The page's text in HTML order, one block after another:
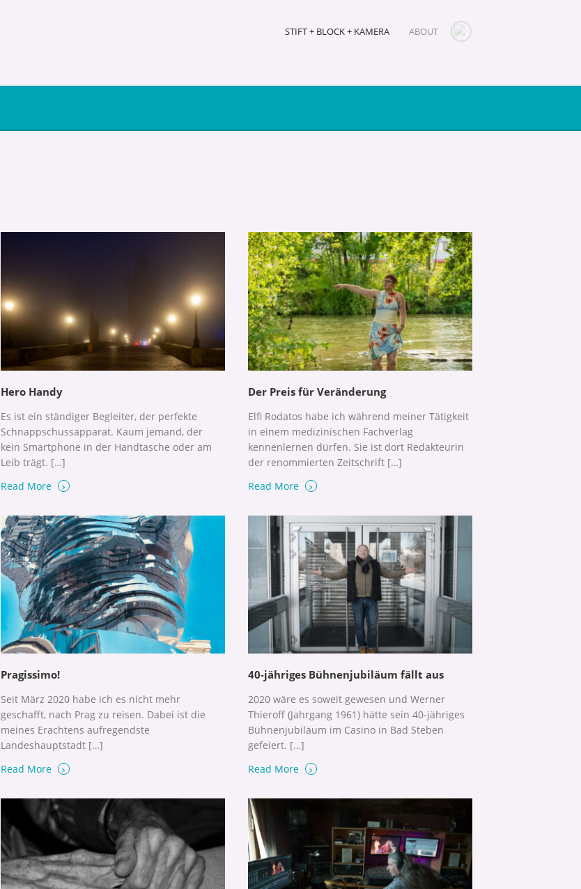
STIFT + BLOCK + KAMERA ABOUT
Hero Handy
Es ist ein ständiger Begleiter, der perfekte
Schnappschussapparat. Kaum jemand, der
kein Smartphone in der Handtasche oder am
Leib trägt. […]
Read More
›
Der Preis für Veränderung
Elfi Rodatos habe ich während meiner Tätigkeit
in einem medizinischen Fachverlag
kennenlernen dürfen. Sie ist dort Redakteurin
der renommierten Zeitschrift […]
Read More
›
Pragissimo!
Seit März 2020 habe ich es nicht mehr
geschafft, nach Prag zu reisen. Dabei ist die
meines Erachtens aufregendste
Landeshauptstadt […]
Read More
›
40-jähriges Bühnenjubiläum fällt aus
2020 wäre es soweit gewesen und Werner
Thieroff (Jahrgang 1961) hätte sein 40-jähriges
Bühnenjubiläum im Casino in Bad Steben
gefeiert. […]
Read More
›